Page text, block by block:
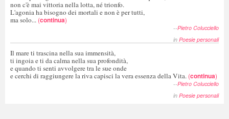
non c'è mai vittoria nella lotta, né trionfo.
L'agonia ha bisogno dei mortali e non è per tutti,
ma solo... (continua)
--Pietro Colucciello
in Poesie personali
Il mare ti trascina nella sua immensità,
ti ingoia e ti da calma nella sua profondità,
e quando ti senti avvolgere tra le sue onde
e cerchi di raggiungere la riva capisci la vera essenza della Vita. (continua)
--Pietro Colucciello
in Poesie personali